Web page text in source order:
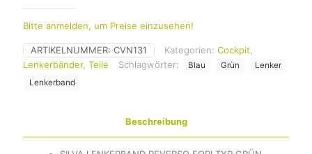
Bitte anmelden, um Preise einzusehen!
ARTIKELNUMMER: CVN131 Kategorien: Cockpit
Lenkerbänder, Teile Schlagwörter: Blau Grün
Lenker
Lenkerband
Beschreibung